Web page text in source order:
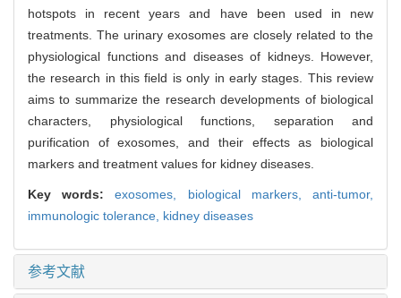
hotspots in recent years and have been used in new
treatments. The urinary exosomes are closely related to the
physiological functions and diseases of kidneys. However,
the research in this field is only in early stages. This review
aims to summarize the research developments of biological
characters, physiological functions, separation and
purification of exosomes, and their effects as biological
markers and treatment values for kidney diseases.
Key words:exosomes, biological markers,anti-tumor,
immunologic tolerance, kidney diseases
参考文献